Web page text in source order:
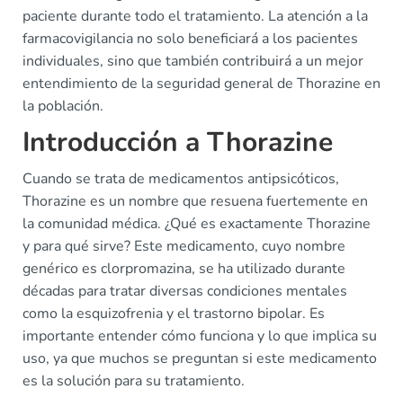
paciente durante todo el tratamiento. La atención a la
farmacovigilancia no solo beneficiará a los pacientes
individuales, sino que también contribuirá a un mejor
entendimiento de la seguridad general de Thorazine en
la población.
Introducción a Thorazine
Cuando se trata de medicamentos antipsicóticos,
Thorazine es un nombre que resuena fuertemente en
la comunidad médica. ¿Qué es exactamente Thorazine
y para qué sirve? Este medicamento, cuyo nombre
genérico es clorpromazina, se ha utilizado durante
décadas para tratar diversas condiciones mentales
como la esquizofrenia y el trastorno bipolar. Es
importante entender cómo funciona y lo que implica su
uso, ya que muchos se preguntan si este medicamento
es la solución para su tratamiento.